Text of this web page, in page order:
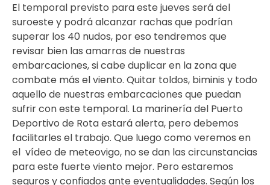
El temporal previsto para este jueves será del
suroeste y podrá alcanzar rachas que podrían
superar los 40 nudos, por eso tendremos que
revisar bien las amarras de nuestras
embarcaciones, si cabe duplicar en la zona que
combate más el viento. Quitar toldos, biminis y todo
aquello de nuestras embarcaciones que puedan
sufrir con este temporal. La marinería del Puerto
Deportivo de Rota estará alerta, pero debemos
facilitarles el trabajo. Que luego como veremos en
el vídeo de meteovigo, no se dan las circunstancias
para este fuerte viento mejor. Pero estaremos
seguros y confiados ante eventualidades. Según los